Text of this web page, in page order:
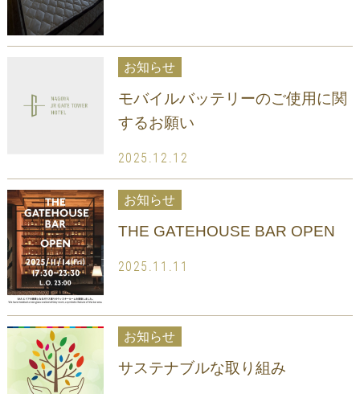
お知らせ
モバイルバッテリーのご使用に関
するお願い
2025.12.12
お知らせ
THE GATEHOUSE BAR OPEN
2025.11.11
お知らせ
サステナブルな取り組み